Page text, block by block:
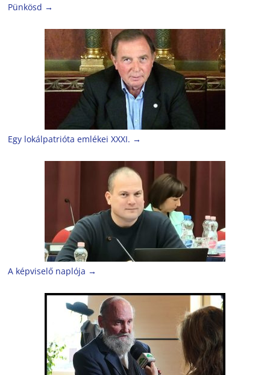
Pünkösd →
Egy lokálpatrióta emlékei XXXI. →
A képviselő naplója →